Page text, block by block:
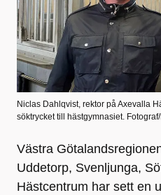
Niclas Dahlqvist, rektor på Axevalla
söktrycket till hästgymnasiet.
Västra
Uddetorp, Svenljunga,
Hästcentrum har sett en